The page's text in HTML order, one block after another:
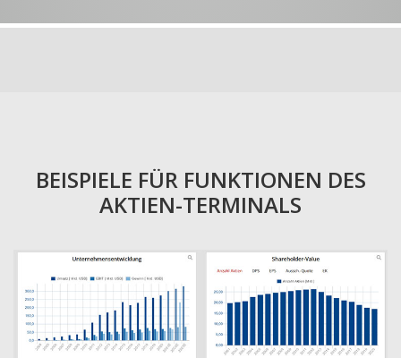
BEISPIELE FÜR FUNKTIONEN DES
AKTIEN-TERMINALS